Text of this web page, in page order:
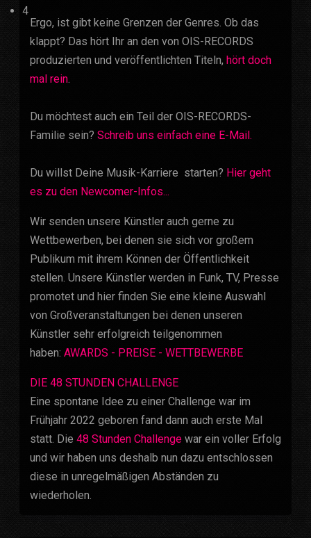
4
Ergo, ist gibt keine Grenzen der Genres. Ob das
klappt? Das hört Ihr an den von OIS-RECORDS
produzierten und veröffentlichten Titeln, hört doch
mal rein
Du möchtest auch ein Teil der OIS-RECORDS-
Familie sein? Schreib uns einfach eine E-Mail.
Du willst Deine Musik-Karriere starten? Hier geht
es zu den Newcomer-Infos...
Wir senden unsere Künstler auch gerne zu
Wettbewerben, bei denen sie sich vor großem
Publikum mit ihrem Können der Öffentlichkeit
stellen. Unsere Künstler werden in Funk, TV, Presse
promotet und hier finden Sie eine kleine Auswahl
von Großveranstaltungen bei denen unseren
Künstler sehr erfolgreich teilgenommen
haben: AWARDS - PREISE - WETTBEWERBE
DIE 48 STUNDEN CHALLENGE
Eine spontane Idee zu einer Challenge war im
Frühjahr 2022 geboren fand dann auch erste Mal
statt. Die 48 Stunden Challenge war ein voller Erfolg
und wir haben uns deshalb nun dazu entschlossen
diese in unregelmäßigen Abständen zu
wiederholen.